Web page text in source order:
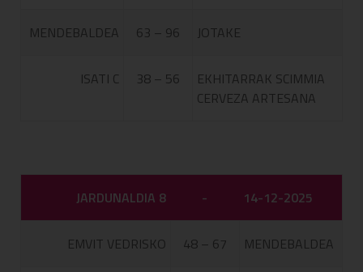
MENDEBALDEA 63 – 96 JOTAKE
ISATI C 38 – 56
EKHITARRAK SCIMMIA
CERVEZA ARTESANA
JARDUNALDIA 8 - 14-12-2025
EMVIT VEDRISKO 48 – 67 MENDEBALDEA